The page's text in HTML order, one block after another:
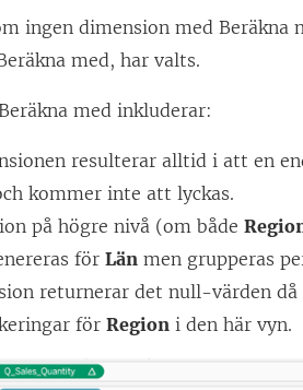
ingen dimension med Beräkna
med, har valts.
med inkluderar:
resulterar alltid i att en
kommer inte att lyckas.
på högre nivå (om både
förLän men grupperas
returnerar det null-värden
förRegion i den här vyn.